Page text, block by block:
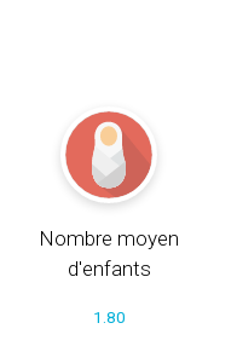
Nombre moyen
d'enfants
1.80